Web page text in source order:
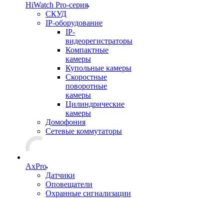
HiWatch Pro-серия
CКУД
IP-оборудование
IP-
видеорегистраторы
Компактные
камеры
Купольные камеры
Скоростные
поворотные
камеры
Цилиндрические
камеры
Домофония
Сетевые коммутаторы
AxPro
Датчики
Оповещатели
Охранные сигнализации